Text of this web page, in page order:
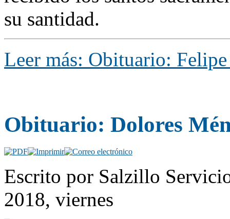
su santidad.
Leer más: Obituario:
Obituario: Dolores
Escrito por Salzillo
2018, viernes